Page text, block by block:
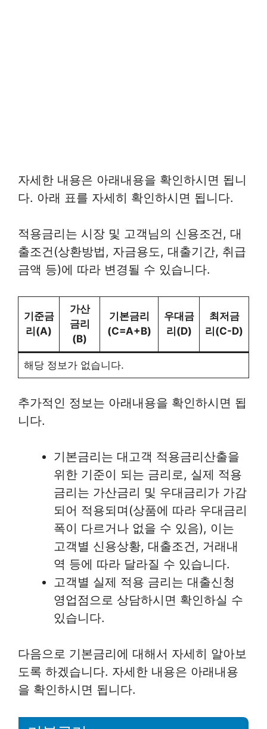
자세한 내용은 아래내용을 확인하시면 됩니
다. 아래 표를 자세히 확인하시면 됩니다.
적용금리는 시장 및 고객님의 신용조건, 대
출조건(상환방법, 자금용도, 대출기간, 취급
금액 등)에 따라 변경될 수 있습니다.
기준금
리(A)
가산
금리
(B)
기본금리
(C=A+B)
우대금
리(D)
최저금
리(C-D)
해당 정보가 없습니다.
추가적인 정보는 아래내용을 확인하시면 됩
니다.
기본금리는 대고객 적용금리산출을
위한 기준이 되는 금리로, 실제 적용
금리는 가산금리 및 우대금리가 가감
되어 적용되며(상품에 따라 우대금리
폭이 다르거나 없을 수 있음), 이는
고객별 신용상황, 대출조건, 거래내
역 등에 따라 달라질 수 있습니다.
고객별 실제 적용 금리는 대출신청
영업점으로 상담하시면 확인하실 수
있습니다.
다음으로 기본금리에 대해서 자세히 알아보
도록 하겠습니다. 자세한 내용은 아래내용
을 확인하시면 됩니다.